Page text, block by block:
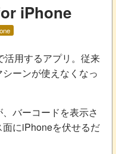
iPhone
活用するアプリ。従来
ーンが使えなくなっ
バーコードを表示さ
にiPhoneを伏せるだ